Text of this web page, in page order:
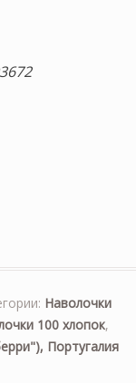
Наволочки
100 хлопок,
Португалия